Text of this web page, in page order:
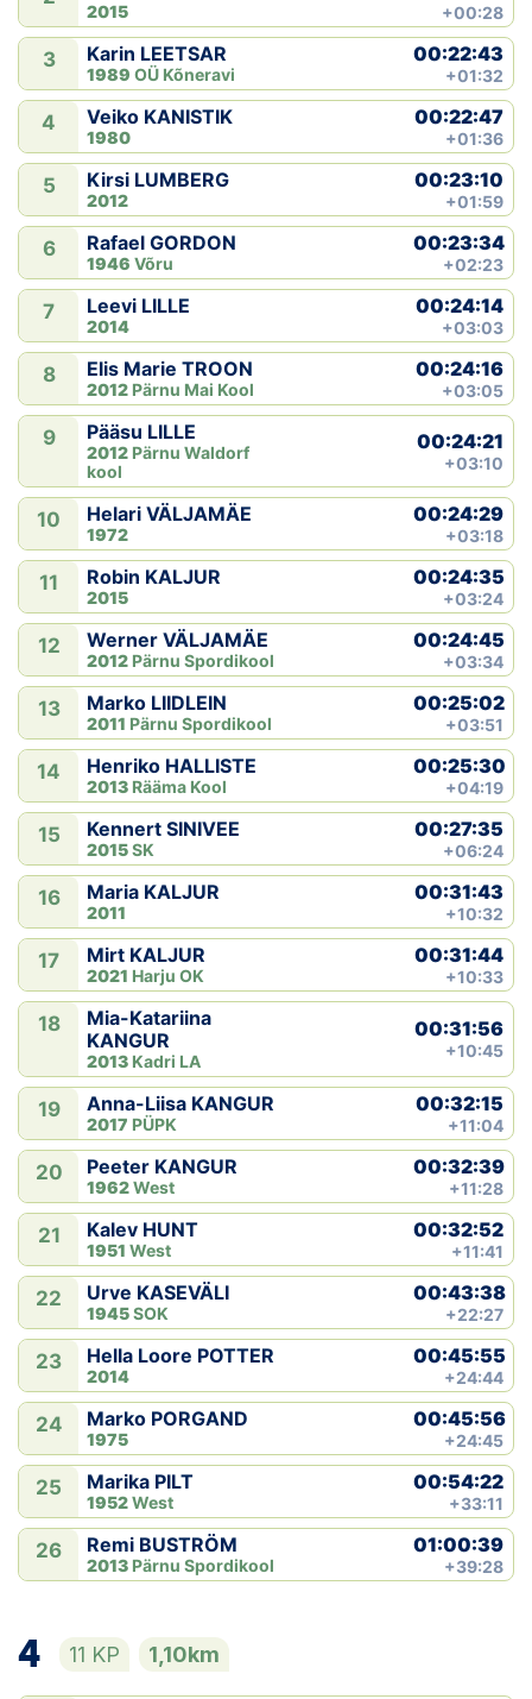
2015 +00:28
3 Karin LEETSAR
1989 OÜ Kõneravi
00:22:43
+01:32
4 Veiko KANISTIK
1980
00:22:47
+01:36
5 Kirsi LUMBERG
2012
00:23:10
+01:59
6 Rafael GORDON
1946 Võru
00:23:34
+02:23
7 Leevi LILLE
2014
00:24:14
+03:03
8 Elis Marie TROON
2012 Pärnu Mai Kool
00:24:16
+03:05
9 Pääsu LILLE
2012 Pärnu Waldorf
kool
00:24:21
+03:10
10 Helari VÄLJAMÄE
1972
00:24:29
+03:18
11 Robin KALJUR
2015
00:24:35
+03:24
12 Werner VÄLJAMÄE
2012 Pärnu Spordikool
00:24:45
+03:34
13 Marko LIIDLEIN
2011 Pärnu Spordikool
00:25:02
+03:51
14 Henriko HALLISTE
2013 Rääma Kool
00:25:30
+04:19
15 Kennert SINIVEE
2015SK
00:27:35
+06:24
16 Maria KALJUR
2011
00:31:43
+10:32
17 Mirt KALJUR
2021 Harju OK
00:31:44
+10:33
18
Mia-Katariina
KANGUR
2013 Kadri LA
00:31:56
+10:45
19 Anna-Liisa KANGUR
2017 PÜPK
00:32:15
+11:04
20 Peeter KANGUR
1962West
00:32:39
+11:28
21 Kalev HUNT
1951 West
00:32:52
+11:41
22 Urve KASEVÄLI
1945SOK
00:43:38
+22:27
23 Hella Loore POTTER
2014
00:45:55
+24:44
24 Marko PORGAND
1975
00:45:56
+24:45
25 Marika PILT
1952West
00:54:22
+33:11
26 Remi BUSTRÖM
2013 Pärnu Spordikool
01:00:39
+39:28
4 11 KP 1,10km